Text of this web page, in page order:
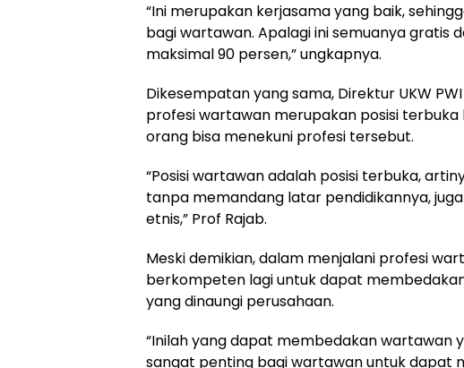
“Ini merupakan kerjasama yang baik,
bagi wartawan. Apalagi ini semuanya gratis
maksimal 90 persen,” ungkapnya.
Dikesempatan yang sama, Direktur UKW
profesi wartawan merupakan posisi terbuka
orang bisa menekuni profesi tersebut.
“Posisi wartawan adalah posisi terbuka,
tanpa memandang latar pendidikannya,
etnis,” Prof Rajab.
Meski demikian, dalam menjalani profesi
berkompeten lagi untuk dapat
yang dinaungi perusahaan.
“Inilah yang dapat membedakan wartawan
sangat penting bagi wartawan untuk dapat